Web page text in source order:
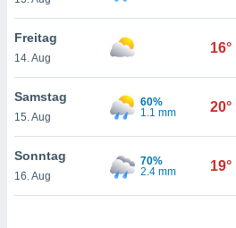
der
sind,
Freitag
14. Aug
16°
Samstag
15. Aug
60%
1.1 mm
20°
Sonntag
16. Aug
70%
2.4 mm
19°